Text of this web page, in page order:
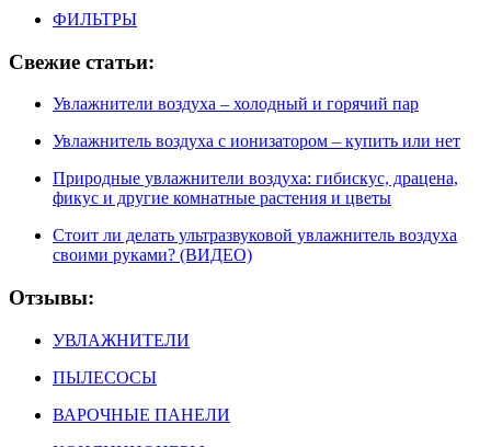
ФИЛЬТРЫ
Свежие статьи:
Увлажнители воздуха – холодный и горячий пар
Увлажнитель воздуха с ионизатором – купить или нет
Природные увлажнители воздуха: гибискус, драцена,
фикус и другие комнатные растения и цветы
Стоит ли делать ультразвуковой увлажнитель воздуха
своими руками? (ВИДЕО)
Отзывы:
УВЛАЖНИТЕЛИ
ПЫЛЕСОСЫ
ВАРОЧНЫЕ ПАНЕЛИ